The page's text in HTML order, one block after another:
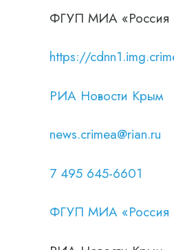
ФГУП МИА «Россия
https://
РИА Новости Крым
news.crimea@rian.ru
7 495 645-6601
ФГУП МИА «Россия